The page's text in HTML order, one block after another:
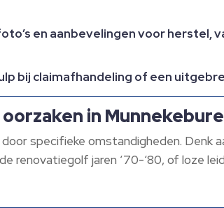
en aanbevelingen voor herstel,
bij claimafhandeling of een
in
specifieke omstandigheden.​ Denk
renovatiegolf jaren ‘70-‘80, of loze